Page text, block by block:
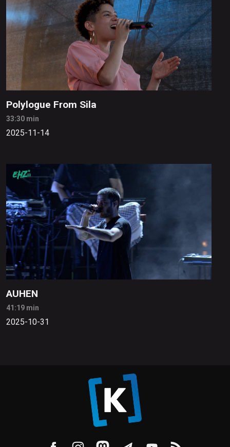
Polylogue From Sila
33:30 min
2025-11-14
AUHEN
41:19 min
2025-10-31